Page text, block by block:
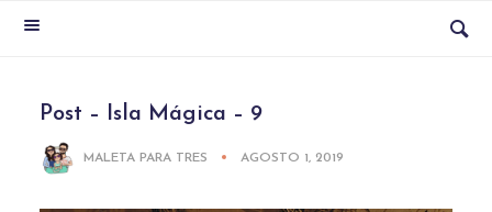
Post – Isla Mágica – 9
MALETA PARA TRES AGOSTO 1, 2019